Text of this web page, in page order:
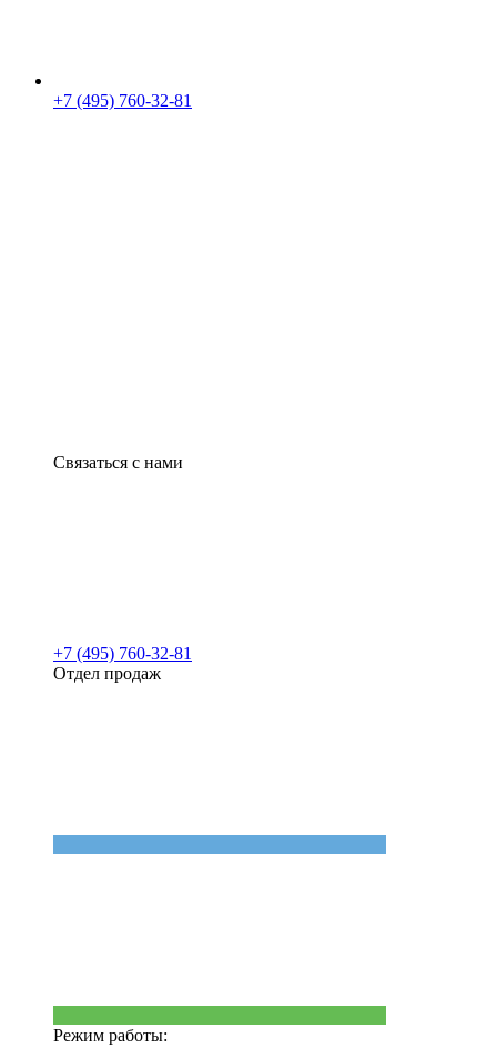
+7 (495) 760-32-81
Связаться с нами
+7 (495) 760-32-81
Отдел продаж
Режим работы: